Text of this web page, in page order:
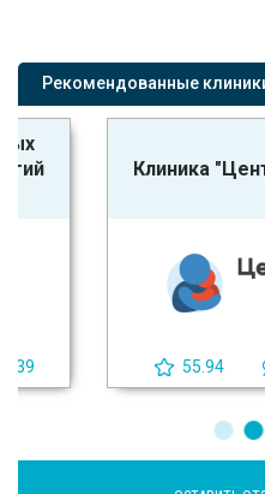
Рекомендованные
Рязань